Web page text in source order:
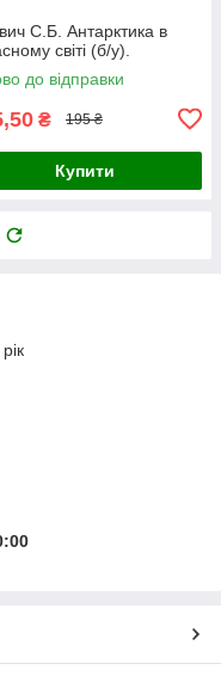
С.Б. Антарктика в
світі (б/у).
до відправки
₴ 195 ₴
Купити